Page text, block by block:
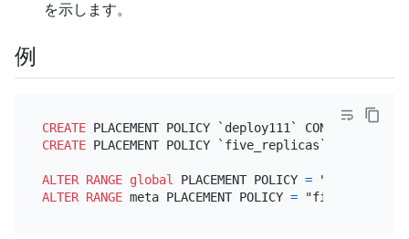
を示します。
例
CREATE PLACEMENT POLICY `deploy111` CONSTRAINTS
CREATE PLACEMENT POLICY `five_replicas` FOLLOWERS
ALTER RANGE global PLACEMENT POLICY =
ALTER RANGE meta PLACEMENT POLICY =